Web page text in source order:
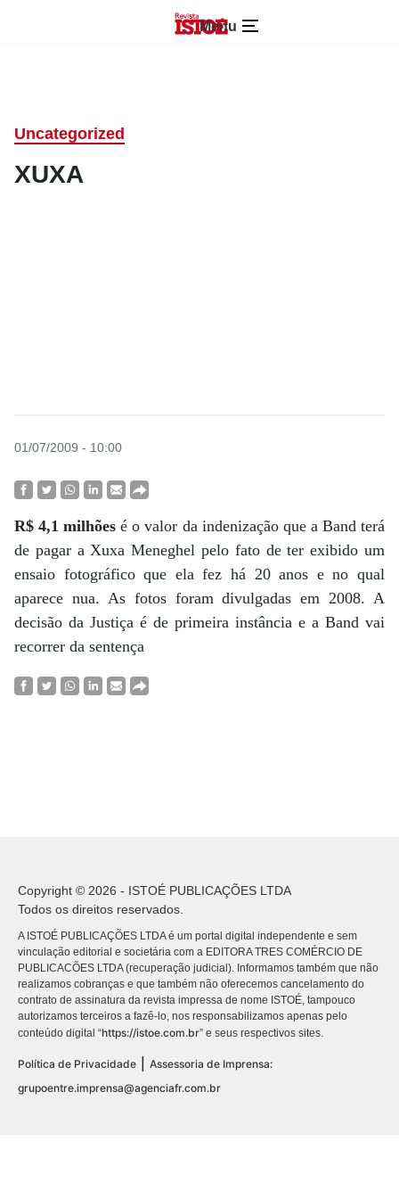
Menu
Uncategorized
XUXA
01/07/2009 - 10:00
R$ 4,1 milhões é o valor da indenização que a Band terá
de pagar a Xuxa Meneghel pelo fato de ter exibido um
ensaio fotográfico que ela fez há 20 anos e no qual
aparece nua. As fotos foram divulgadas em 2008. A
decisão da Justiça é de primeira instância e a Band vai
recorrer da sentença
Copyright © 2026 - ISTOÉ PUBLICAÇÕES LTDA
Todos os direitos reservados.
A ISTOÉ PUBLICAÇÕES LTDA é um portal digital independente e sem
vinculação editorial e societária com a EDITORA TRES COMÉRCIO DE
PUBLICACÕES LTDA (recuperação judicial). Informamos também que não
realizamos cobranças e que também não oferecemos cancelamento do
contrato de assinatura da revista impressa de nome ISTOÉ, tampouco
autorizamos terceiros a fazê-lo, nos responsabilizamos apenas pelo
conteúdo digital “https://istoe.com.br” e seus respectivos sites.
Política de Privacidade
Assessoria de Imprensa:
grupoentre.imprensa@agenciafr.com.br